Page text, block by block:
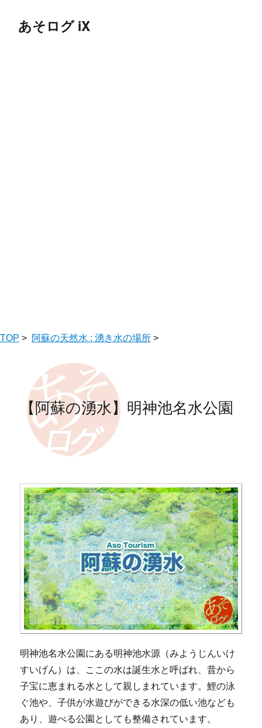
あそログ iX
TOP > 阿蘇の天然水 : 湧き水の場所 >
【阿蘇の湧水】明神池名水公園
明神池名水公園にある明神池水源（みようじんいけ
すいげん）は、ここの水は誕生水と呼ばれ、昔から
子宝に恵まれる水として親しまれています。鯉の泳
ぐ池や、子供が水遊びができる水深の低い池なども
あり、遊べる公園としても整備されています。